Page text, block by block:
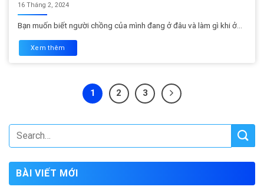
BÀI VIẾT MỚI
16 Tháng 2, 2024
Bạn muốn biết người chồng của mình đang ở đâu và làm gì khi ở...
Xem thêm
1 2 3